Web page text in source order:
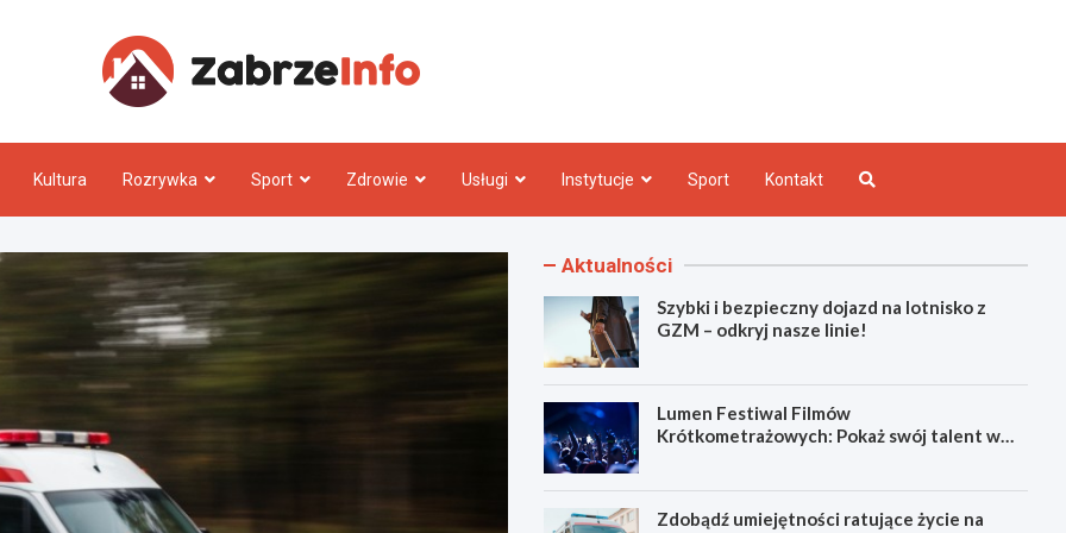
Kultura Rozrywka Sport Zdrowie Usługi Instytucje Sport Kontakt
Aktualności
Szybki i bezpieczny dojazd na lotnisko z
GZM – odkryj nasze linie!
Lumen Festiwal Filmów
Krótkometrażowych: Pokaż swój talent w
Zdobądź umiejętności ratujące życie na